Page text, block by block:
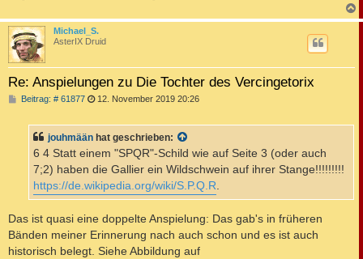
a
Michael_S.
AsterIX Druid
Re: Anspielungen zu Die Tochter des Vercingetorix
Beitrag: # 61877B
r
a
12. November 2019 20:26
jouhmään hat geschrieben:
6 4 Statt einem "SPQR"-Schild wie auf Seite 3 (oder auch
7;2) haben die Gallier ein Wildschwein auf ihrer Stange!!!!!!!!!
https://de.wikipedia.org/wiki/S.P.Q.R
Das ist quasi eine doppelte Anspielung: Das gab's in früheren
Bänden meiner Erinnerung nach auch schon und es ist auch
historisch belegt. Siehe Abbildung auf